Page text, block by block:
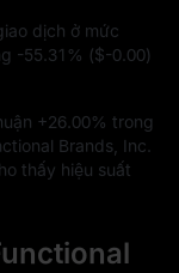
dịch ở mức
-55.31% ($-0.00)
+26.00% trong
Brands, Inc.
thấy hiệu suất